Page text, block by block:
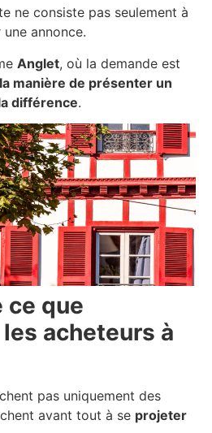
ne consiste pas seulement à
annonce.
Anglet, où la demande est
la manière de présenter un
différence.
ce que
acheteurs à
pas uniquement des
avant tout à se projeter